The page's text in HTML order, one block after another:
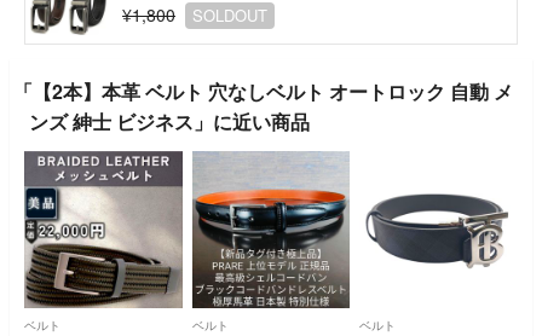
¥1,800
SOLDOUT
「【2本】本革 ベルト 穴なしベルト オートロック 自動 メ
ンズ 紳士 ビジネス」に近い商品
ベルト ベルト ベルト